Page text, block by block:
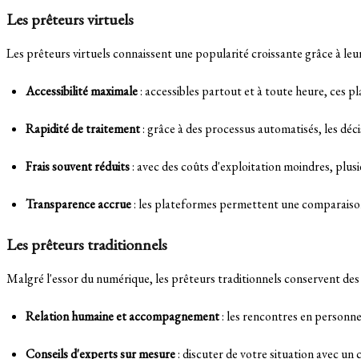
Les prêteurs virtuels
Les prêteurs virtuels connaissent une popularité croissante grâce à
Accessibilité maximale: accessibles partout et à toute heure, ces
Rapidité de traitement: grâce à des processus automatisés, les
Frais souvent réduits: avec des coûts d'exploitation moindres,
Transparence accrue: les plateformes permettent une
Les prêteurs traditionnels
Malgré l'essor du numérique, les prêteurs traditionnels conservent
Relation humaine et accompagnement: les rencontres en
Conseils d'experts sur mesure: discuter de votre situation avec un